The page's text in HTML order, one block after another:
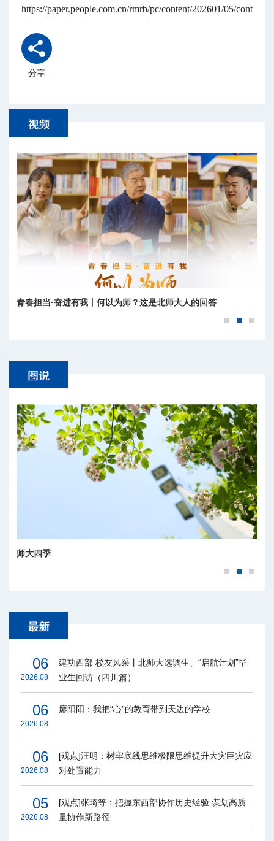
https://paper.people.com.cn/rmrb/pc/content/202601/05/
分享
青春担当·奋进有我丨何以为师？这是北师大人的回答
师大四季
06
2026.08
建功西部 校友风采丨北师大选调生、“启航计划”毕
业生回访（四川篇）
06
2026.08
廖阳阳：我把“心”的教育带到天边的学校
06
2026.08
[观点]汪明：树牢底线思维极限思维提升大灾巨灾应
对处置能力
05
2026.08
[观点]张琦等：把握东西部协作历史经验 谋划高质
量协作新路径